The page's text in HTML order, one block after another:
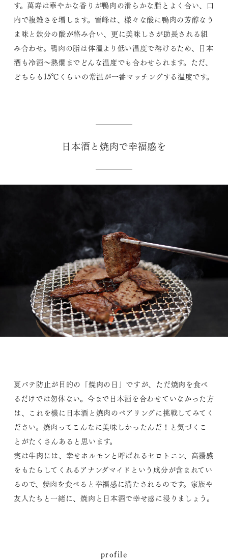
す。萬寿は華やかな香りが鴨肉の滑らかな脂とよく合い、口
内で複雑さを増します。雪峰は、様々な酸に鴨肉の芳醇なう
ま味と鉄分の酸が絡み合い、更に美味しさが助長される組
み合わせ。鴨肉の脂は体温より低い温度で溶けるため、日本
酒も冷酒～熱燗までどんな温度でも合わせられます。ただ、
どちらも15℃くらいの常温が一番マッチングする温度です。
日本酒と焼肉で幸福感を
夏バテ防止が目的の「焼肉の日」ですが、ただ焼肉を食べ
るだけでは勿体ない。今まで日本酒を合わせていなかった方
は、これを機に日本酒と焼肉のペアリングに挑戦してみてく
ださい。焼肉ってこんなに美味しかったんだ！と気づくこ
とがたくさんあると思います。
実は牛肉には、幸せホルモンと呼ばれるセロトニン、高揚感
をもたらしてくれるアナンダマイドという成分が含まれてい
るので、焼肉を食べると幸福感に満たされるのです。家族や
友人たちと一緒に、焼肉と日本酒で幸せ感に浸りましょう。
profile